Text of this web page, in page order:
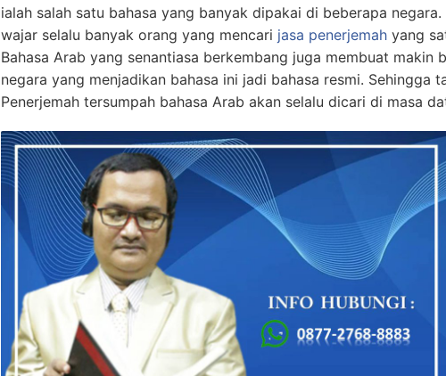
ialah salah satu bahasa yang banyak dipakai di beberapa negara.
wajar selalu banyak orang yang mencari jasa penerjemah yang
Bahasa Arab yang senantiasa berkembang juga membuat makin
negara yang menjadikan bahasa ini jadi bahasa resmi. Sehingga
Penerjemah tersumpah bahasa Arab akan selalu dicari di masa